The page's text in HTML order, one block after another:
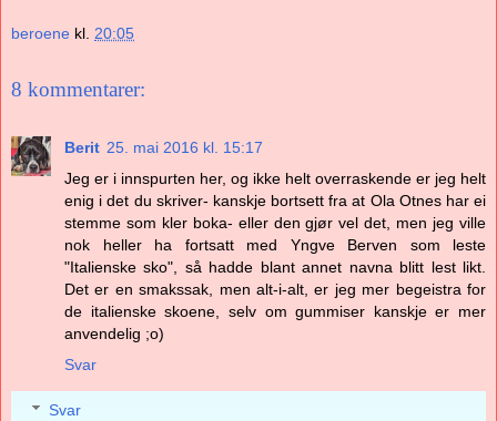
beroene kl. 20:05
8 kommentarer:
Berit 25. mai 2016 kl. 15:17
Jeg er i innspurten her, og ikke helt overraskende er jeg helt
enig i det du skriver- kanskje bortsett fra at Ola Otnes har ei
stemme som kler boka- eller den gjør vel det, men jeg ville
nok heller ha fortsatt med Yngve Berven som leste
"Italienske sko", så hadde blant annet navna blitt lest likt.
Det er en smakssak, men alt-i-alt, er jeg mer begeistra for
de italienske skoene, selv om gummiser kanskje er mer
anvendelig ;o)
Svar
Svar